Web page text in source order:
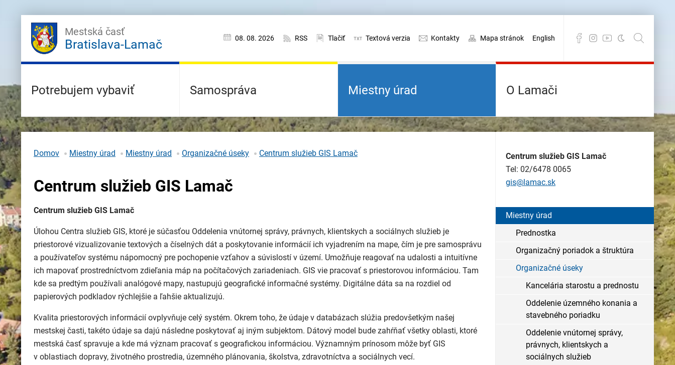
Mestská časť
Bratislava-Lamač 08. 08. 2026 RSS Tlačiť Textová verzia Kontakty Mapa stránok English
Potrebujem vybaviť Samospráva Miestny úrad O Lamači
Domov Miestny úrad Miestny úrad Organizačné úseky Centrum služieb GIS Lamač
Centrum služieb GIS Lamač
Centrum služieb GIS Lamač
Úlohou Centra služieb GIS, ktoré je súčasťou Oddelenia vnútornej správy, právnych, klientskych a sociálnych služieb je
priestorové vizualizovanie textových a číselných dát a poskytovanie informácií ich vyjadrením na mape, čím je pre samosprávu
a používateľov systému nápomocný pre pochopenie vzťahov a súvislostí v území. Umožňuje reagovať na udalosti a intuitívne
ich mapovať prostredníctvom zdieľania máp na počítačových zariadeniach. GIS vie pracovať s priestorovou informáciou. Tam
kde sa predtým používali analógové mapy, nastupujú geografické informačné systémy. Digitálne dáta sa na rozdiel od
papierových podkladov rýchlejšie a ľahšie aktualizujú.
Kvalita priestorových informácií ovplyvňuje celý systém. Okrem toho, že údaje v databázach slúžia predovšetkým našej
mestskej časti, takéto údaje sa dajú následne poskytovať aj iným subjektom. Dátový model bude zahŕňať všetky oblasti, ktoré
mestská časť spravuje a kde má význam pracovať s geografickou informáciou. Významným prínosom môže byť GIS
v oblastiach dopravy, životného prostredia, územného plánovania, školstva, zdravotníctva a sociálnych vecí.
Centrum služieb GIS Lamač
Tel: 02/6478 0065
gis@lamac.sk
Miestny úrad
Prednostka
Organizačný poriadok a štruktúra
Organizačné úseky
Kancelária starostu a prednostu
Oddelenie územného konania a
stavebného poriadku
Oddelenie vnútornej správy,
právnych, klientskych a
sociálnych služieb